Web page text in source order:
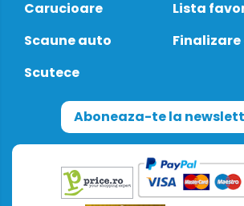
Carucioare
Scaune auto
Scutece
Lista
Aboneaza-te la